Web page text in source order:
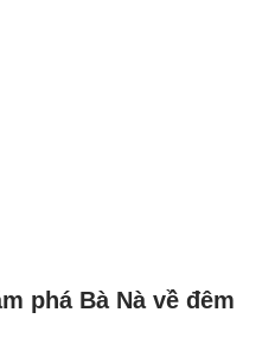
phá Bà Nà về đêm